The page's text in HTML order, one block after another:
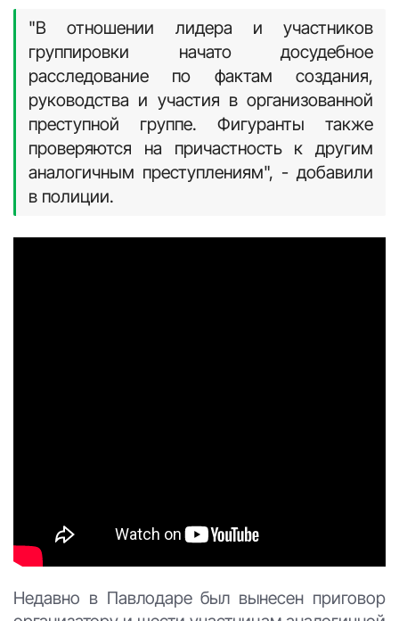
"В отношении лидера и участников
группировки начато досудебное
расследование по фактам создания,
руководства и участия в организованной
преступной группе. Фигуранты также
проверяются на причастность к другим
аналогичным преступлениям", - добавили
в полиции.
Недавно в Павлодаре был вынесен приговор